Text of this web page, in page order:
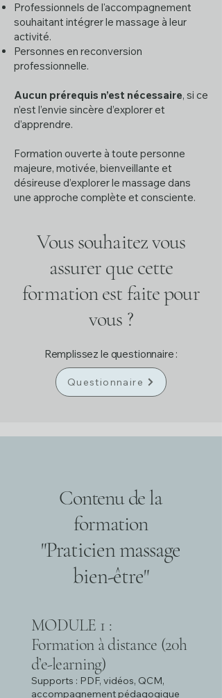
Professionnels de l'accompagnement
souhaitant intégrer le massage à leur
activité.
Personnes en reconversion
professionnelle.
Aucun prérequis n’est nécessaire, si ce
n’est l’envie sincère d’explorer et
d’apprendre.
Formation ouverte à toute personne
majeure, motivée, bienveillante et
désireuse d’explorer le massage dans
une approche complète et consciente.
Vous souhaitez vous
assurer que cette
formation est faite pour
vous ?
Remplissez le questionnaire :
Questionnaire
Contenu de la
formation
"Praticien massage
bien-être"
MODULE 1 :
Formation à distance (20h
d’e-learning)
Supports : PDF, vidéos, QCM,
accompagnement pédagogique